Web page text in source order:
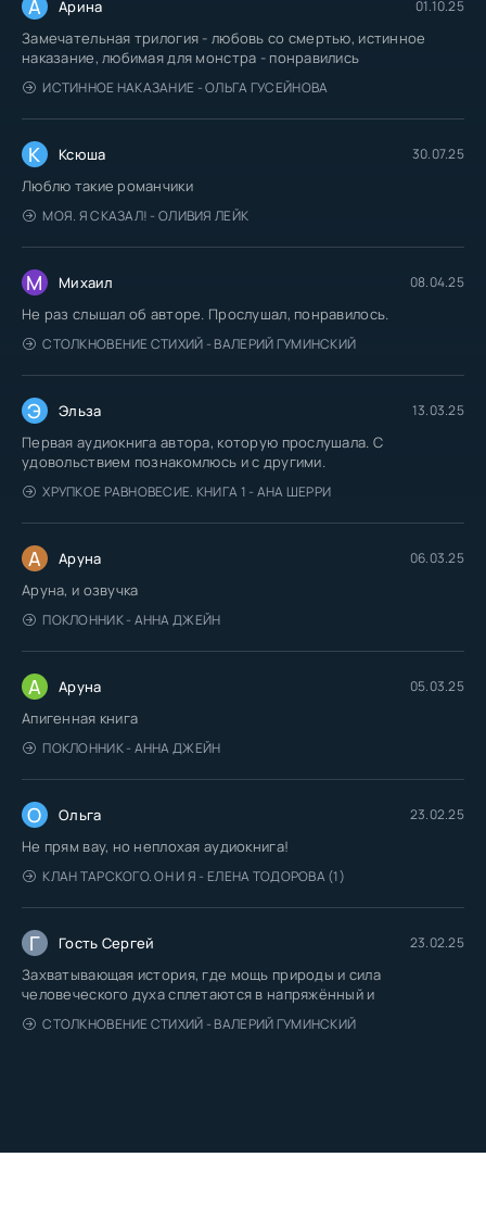
А Арина 01.10.25
Замечательная трилогия - любовь со смертью, истинное
наказание, любимая для монстра - понравились
ИСТИННОЕ НАКАЗАНИЕ - ОЛЬГА ГУСЕЙНОВА
К Ксюша 30.07.25
Люблю такие романчики
МОЯ. Я СКАЗАЛ! - ОЛИВИЯ ЛЕЙК
М Михаил 08.04.25
Не раз слышал об авторе. Прослушал, понравилось.
СТОЛКНОВЕНИЕ СТИХИЙ - ВАЛЕРИЙ ГУМИНСКИЙ
Э Эльза 13.03.25
Первая аудиокнига автора, которую прослушала. С
удовольствием познакомлюсь и с другими.
ХРУПКОЕ РАВНОВЕСИЕ. КНИГА 1 - АНА ШЕРРИ
А Аруна 06.03.25
Аруна, и озвучка
ПОКЛОННИК - АННА ДЖЕЙН
А Аруна 05.03.25
Апигенная книга
ПОКЛОННИК - АННА ДЖЕЙН
О Ольга 23.02.25
Не прям вау, но неплохая аудиокнига!
КЛАН ТАРСКОГО. ОН И Я - ЕЛЕНА ТОДОРОВА (1)
Г Гость Сергей 23.02.25
Захватывающая история, где мощь природы и сила
человеческого духа сплетаются в напряжённый и
СТОЛКНОВЕНИЕ СТИХИЙ - ВАЛЕРИЙ ГУМИНСКИЙ